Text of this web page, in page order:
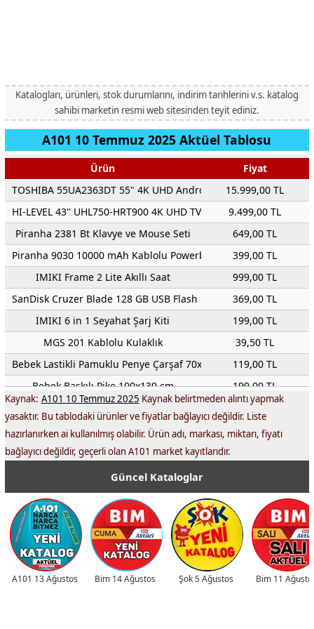
Katalogları, ürünleri, stok durumlarını, indirim tarihlerini v.s. katalog
sahibi marketin resmi web sitesinden teyit ediniz.
A101 10 Temmuz 2025 Aktüel Tablosu
Ürün
Fiyat
TOSHIBA 55UA2363DT 55" 4K UHD Android TV15.999,00 TL
HI-LEVEL 43" UHL750-HRT900 4K UHD TV
9.499,00 TL
Piranha 2381 Bt Klavye ve Mouse Seti
649,00 TL
Piranha 9030 10000 mAh Kablolu Powerbank
399,00 TL
IMIKI Frame 2 Lite Akıllı Saat
999,00 TL
SanDisk Cruzer Blade 128 GB USB Flash Bellek
369,00 TL
IMIKI 6 in 1 Seyahat Şarj Kiti
199,00 TL
MGS 201 Kablolu Kulaklık
39,50 TL
Bebek Lastikli Pamuklu Penye Çarşaf 70x140 cm119,00 TL
Bebek Baskılı Pike 100x130 cm
199,00 TL
Sofra Bezi 140x140 cm
59,50 TL
Bebek Nevresim Takımı
379,00 TL
pierre cardin Bebek Yastığı 35x45 cm
aktuel-urunler.com
PVC Masa Örtüsü 140x140 cm
99,50 TL
Tüy Toplayıcı Roller
59,50 TL
Vakumlu Poşet Seti 3'lü
119,00 TL
SILKS&BLUE Kız/Erkek Çocuk Patik Çorap
35,00 TL
Goodwest Siyah Cam Ankastre Set 3'lü (Fırın, Ocak, Davlumbaz)
7.499,00 TL
Kaynak: A101 10 Temmuz 2025 Kaynak belirtmeden alıntı yapmak
yasaktır. Bu tablodaki ürünler ve fiyatlar bağlayıcı değildir. Liste
hazırlanırken ai kullanılmış olabilir. Ürün adı, markası, miktarı, fiyatı
bağlayıcı değildir, geçerli olan A101 market kayıtlarıdır.
Güncel Kataloglar
A101 13 Ağustos Bim 14 Ağustos Şok 5 Ağustos Bim 11